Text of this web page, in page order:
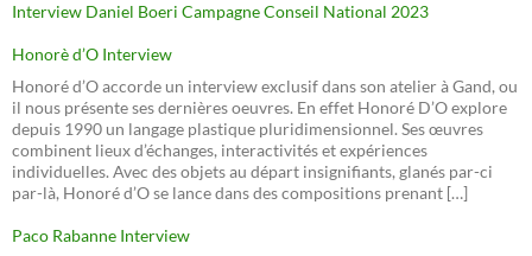
Interview Daniel Boeri Campagne Conseil National 2023
Honorè d’O Interview
Honoré d’O accorde un interview exclusif dans son atelier à Gand, ou
il nous présente ses dernières oeuvres. En effet Honoré D’O explore
depuis 1990 un langage plastique pluridimensionnel. Ses œuvres
combinent lieux d’échanges, interactivités et expériences
individuelles. Avec des objets au départ insignifiants, glanés par-ci
par-là, Honoré d’O se lance dans des compositions prenant […]
Paco Rabanne Interview